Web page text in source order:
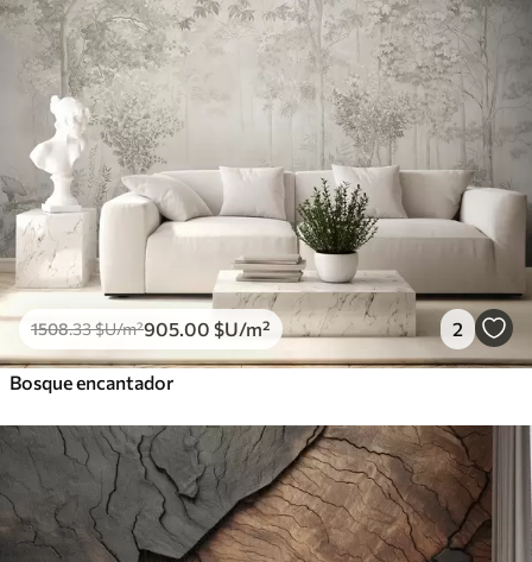
1508.33$U/m²905 .00 $U/m² 2
Bosque encantador